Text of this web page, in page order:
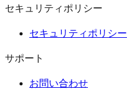
セキュリティポリシー
セキュリティポリシー
サポート
お問い合わせ